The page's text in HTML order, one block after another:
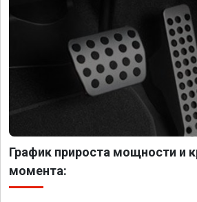
График прироста мощности и
момента: